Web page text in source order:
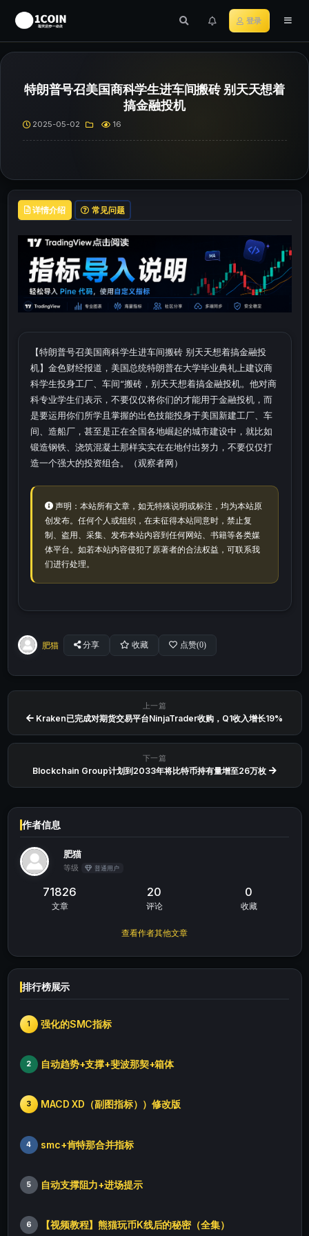
登录
特朗普号召美国商科学生进车间搬砖 别天天想着
搞金融投机
2025-05-02 16
详情介绍 常见问题
【特朗普号召美国商科学生进车间搬砖 别天天想着搞金融投
机】金色财经报道，美国总统特朗普在大学毕业典礼上建议商
科学生投身工厂、车间“搬砖，别天天想着搞金融投机。他对商
科专业学生们表示，不要仅仅将你们的才能用于金融投机，而
是要运用你们所学且掌握的出色技能投身于美国新建工厂、车
间、造船厂，甚至是正在全国各地崛起的城市建设中，就比如
锻造钢铁、浇筑混凝土那样实实在在地付出努力，不要仅仅打
造一个强大的投资组合。（观察者网）
声明：本站所有文章，如无特殊说明或标注，均为本站原
创发布。任何个人或组织，在未征得本站同意时，禁止复
制、盗用、采集、发布本站内容到任何网站、书籍等各类媒
体平台。如若本站内容侵犯了原著者的合法权益，可联系我
们进行处理。
肥猫 分享 收藏 点赞(0)
上一篇
Kraken已完成对期货交易平台NinjaTrader收购，Q1收入增长19%
下一篇
Blockchain Group计划到2033年将比特币持有量增至26万枚
作者信息
肥猫
等级 普通用户
71826
文章
20
评论
0
收藏
查看作者其他文章
排行榜展示
1 强化的SMC指标
2 自动趋势+支撑+斐波那契+箱体
3 MACD XD（副图指标））修改版
4 smc+肯特那合并指标
5 自动支撑阻力+进场提示
6 【视频教程】熊猫玩币K线后的秘密（全集）